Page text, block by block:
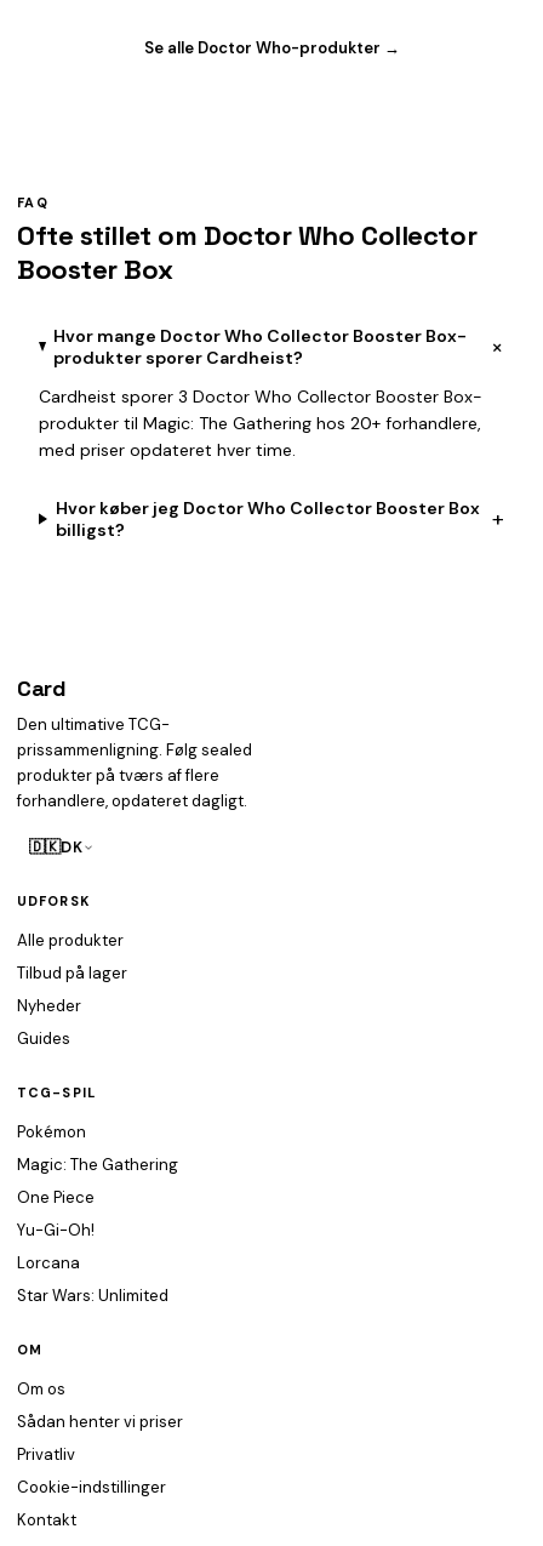
Se alle Doctor Who-produkter →
FAQ
Ofte stillet om Doctor Who Collector
Booster Box
Hvor mange Doctor Who Collector Booster Box-
produkter sporer Cardheist?
+
Cardheist sporer 3 Doctor Who Collector Booster Box-
produkter til Magic: The Gathering hos 20+ forhandlere,
med priser opdateret hver time.
Hvor køber jeg Doctor Who Collector Booster Box
billigst?
+
Card
Den ultimative TCG-
prissammenligning. Følg sealed
produkter på tværs af flere
forhandlere, opdateret dagligt.
🇩🇰DK
UDFORSK
Alle produkter
Tilbud på lager
Nyheder
Guides
TCG-SPIL
Pokémon
Magic: The Gathering
One Piece
Yu-Gi-Oh!
Lorcana
Star Wars: Unlimited
OM
Om os
Sådan henter vi priser
Privatliv
Cookie-indstillinger
Kontakt